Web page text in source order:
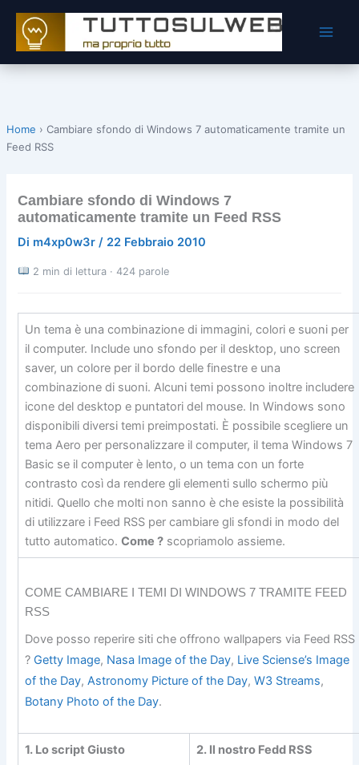
contenuto
Home › Cambiare sfondo di Windows 7 automaticamente tramite un
Feed RSS
Cambiare sfondo di Windows 7
automaticamente tramite un Feed RSS
Di m4xp0w3r/ 22 Febbraio 2010
2 min di lettura · 424 parole
Un tema è una combinazione di immagini, colori e suoni per
il computer. Include uno sfondo per il desktop, uno screen
saver, un colore per il bordo delle finestre e una
combinazione di suoni. Alcuni temi possono inoltre includere
icone del desktop e puntatori del mouse. In Windows sono
disponibili diversi temi preimpostati. È possibile scegliere un
tema Aero per personalizzare il computer, il tema Windows 7
Basic se il computer è lento, o un tema con un forte
contrasto così da rendere gli elementi sullo schermo più
nitidi. Quello che molti non sanno è che esiste la possibilità
di utilizzare i Feed RSS per cambiare gli sfondi in modo del
tutto automatico.Come ? scopriamolo assieme.
COME CAMBIARE I TEMI DI WINDOWS 7 TRAMITE FEED
RSS
Dove posso reperire siti che offrono wallpapers via Feed RSS
? Getty Image, Nasa Image of the Day, Live Sciense’s Image
of the Day, Astronomy Picture of the Day,W3 Streams,
Botany Photo of the Day.
1. Lo script Giusto 2. Il nostro Fedd RSS